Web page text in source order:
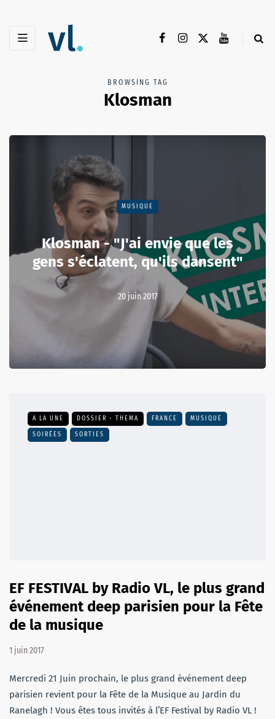
BROWSING TAG
Klosman
MUSIQUE
Klosman - "J'ai envie que les
gens s'éclatent, qu'ils dansent"
20 juin 2017
A LA UNE DOSSIER - THEMA FRANCE MUSIQUE
SOIRÉES SORTIES
EF FESTIVAL by Radio VL, le plus grand
événement deep parisien pour la Fête
de la musique
1 juin 2017
Mercredi 21 Juin prochain, le plus grand événement deep
parisien revient pour la Fête de la Musique au Jardin du
Ranelagh ! Vous êtes tous invités à l’EF Festival by Radio VL !